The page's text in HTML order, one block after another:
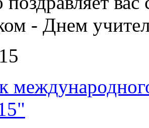
- Днем